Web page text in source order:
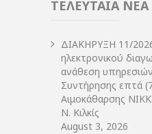
ΤΕΛΕΥΤΑΙΑ ΝΕΑ
ΔIΑΚΗΡΥΞΗ 11/
ηλεκτρονικού
ανάθεση
Συντήρησης επτά
Αιμοκάθαρσης
Ν. Κιλκίς
August 3, 2026